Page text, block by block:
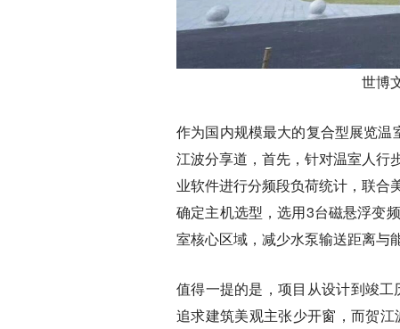
世博
作为国内规模最大的复合型展览
江波分享道，首先，针对温室人行
业软件进行分频段负荷统计，联合
确定主机选型，选用3台磁悬浮变
室核心区域，减少水泵输送距离与
值得一提的是，项目从设计到竣
追求建筑美观主张少开窗，而贺